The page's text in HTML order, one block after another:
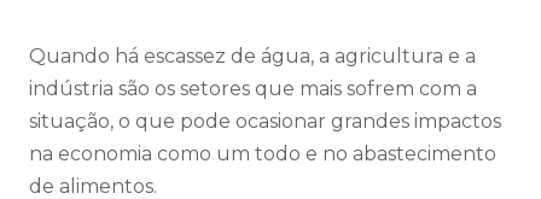
Quando há escassez de água, a agricultura e a
indústria são os setores que mais sofrem com a
situação, o que pode ocasionar grandes impactos
na economia como um todo e no abastecimento
de alimentos.